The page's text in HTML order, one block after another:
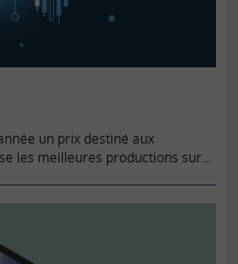
un prix destiné aux
les meilleures productions sur